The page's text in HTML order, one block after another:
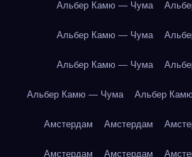
Альбер Камю — Чума
Альбер Камю — Чума
Альбер Камю — Чума
Альбер Камю — Чума Альбер
Амстердам Амстердам
Амстердам Амстердам